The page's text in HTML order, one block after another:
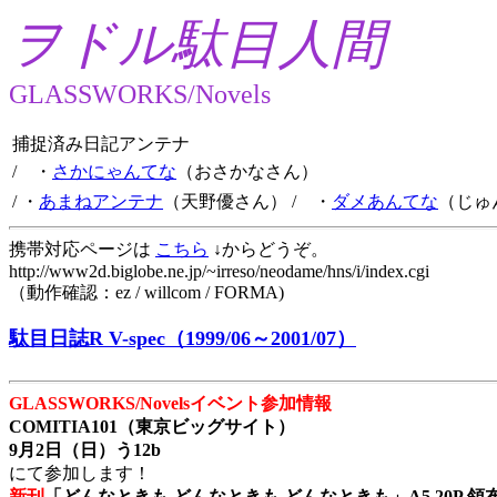
ヲドル駄目人間
GLASSWORKS/Novels
捕捉済み日記アンテナ
/ ・ さかにゃんてな （おさかなさん）
/ ・ あまねアンテナ （天野優さん） / ・ ダメあんてな （じ
携帯対応ページは こちら ↓からどうぞ。
http://www2d.biglobe.ne.jp/~irreso/neodame/hns/i/index.cgi
（動作確認：ez / willcom / FORMA)
駄目日誌R V-spec（1999/06～2001/07）
GLASSWORKS/Novelsイベント参加情報
COMITIA101（東京ビッグサイト）
9月2日（日）う12b
にて参加します！